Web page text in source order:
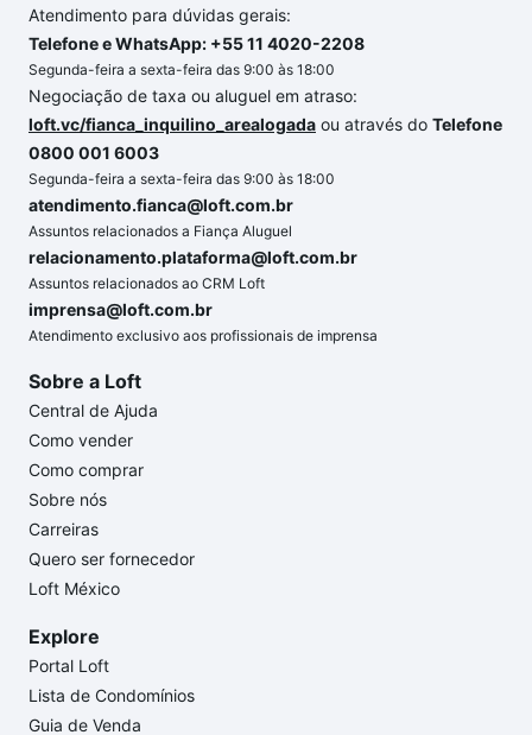
Atendimento para dúvidas gerais:
Telefone e WhatsApp: +55 11 4020-2208
Segunda-feira a sexta-feira das 9:00 às 18:00
Negociação de taxa ou aluguel em atraso:
loft.vc/fianca_inquilino_arealogada ou através do Telefone
0800 001 6003
Segunda-feira a sexta-feira das 9:00 às 18:00
atendimento.fianca@loft.com.br
Assuntos relacionados a Fiança Aluguel
relacionamento.plataforma@loft.com.br
Assuntos relacionados ao CRM Loft
imprensa@loft.com.br
Atendimento exclusivo aos profissionais de imprensa
Sobre a Loft
Central de Ajuda
Como vender
Como comprar
Sobre nós
Carreiras
Quero ser fornecedor
Loft México
Explore
Portal Loft
Lista de Condomínios
Guia de Venda